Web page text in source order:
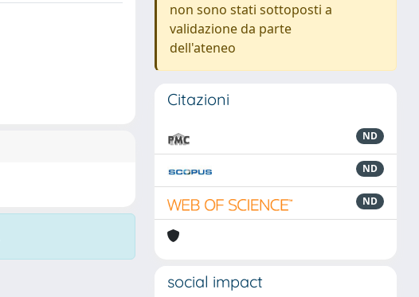
non sono stati sottoposti a
validazione da parte
dell'ateneo
Citazioni
ND
ND
ND
social impact